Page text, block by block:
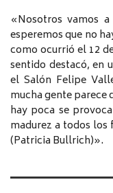
«Nosotros vamos
esperemos que no
como ocurrió el 12
sentido destacó, en
el Salón Felipe
mucha gente parece
hay poca se
madurez a todos
(Patricia Bullrich)».